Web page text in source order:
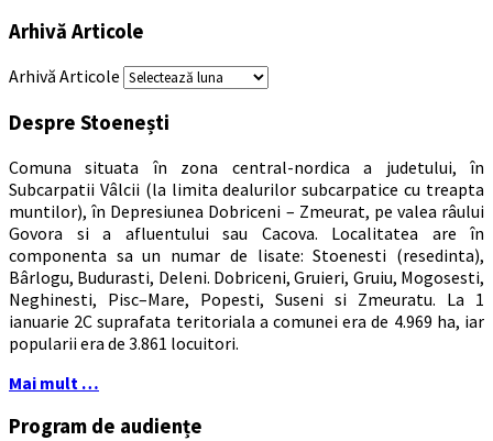
Arhivă Articole
Arhivă Articole
Despre Stoenești
Comuna situata în zona central-nordica a judetului, în
Subcarpatii Vâlcii (la limita dealurilor subcarpatice cu treapta
muntilor), în Depresiunea Dobriceni – Zmeurat, pe valea râului
Govora si a afluentului sau Cacova. Localitatea are în
componenta sa un numar de lisate: Stoenesti (resedinta),
Bârlogu, Budurasti, Deleni. Dobriceni, Gruieri, Gruiu, Mogosesti,
Neghinesti, Pisc–Mare, Popesti, Suseni si Zmeuratu. La 1
ianuarie 2C suprafata teritoriala a comunei era de 4.969 ha, iar
popularii era de 3.861 locuitori.
Mai mult …
Program de audiențe